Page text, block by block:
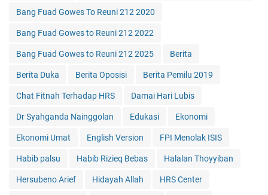
Bang Fuad Gowes To Reuni 212 2020
Bang Fuad Gowes to Reuni 212 2022
Bang Fuad Gowes to Reuni 212 2025 Berita
Berita Duka Berita Oposisi Berita Pemilu 2019
Chat Fitnah Terhadap HRS Damai Hari Lubis
Dr Syahganda Nainggolan Edukasi Ekonomi
Ekonomi Umat English Version FPI Menolak ISIS
Habib palsu Habib Rizieq Bebas Halalan Thoyyiban
Hersubeno Arief Hidayah Allah HRS Center